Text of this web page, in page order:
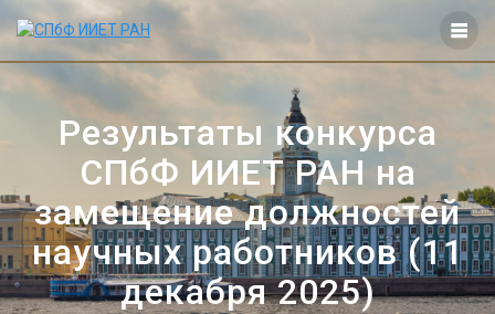
Перейти
Результаты конкурса
СПбФ ИИЕТ РАН на
замещение должностей
научных работников (11
декабря 2025)